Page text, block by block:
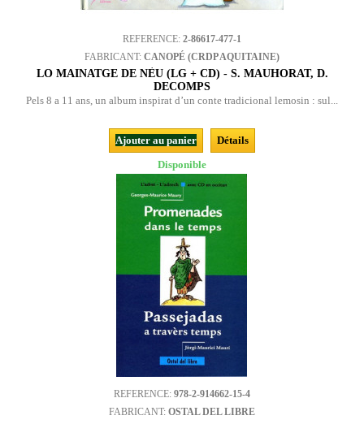
REFERENCE: 2-86617-477-1
FABRICANT: CANOPÉ (CRDP AQUITAINE)
LO MAINATGE DE NÈU (LG + CD) - S. MAUHORAT, D.
DECOMPS
Pels 8 a 11 ans, un album inspirat d’un conte tradicional lemosin : sul...
Ajouter au panier
Détails
Disponible
REFERENCE: 978-2-914662-15-4
FABRICANT: OSTAL DEL LIBRE